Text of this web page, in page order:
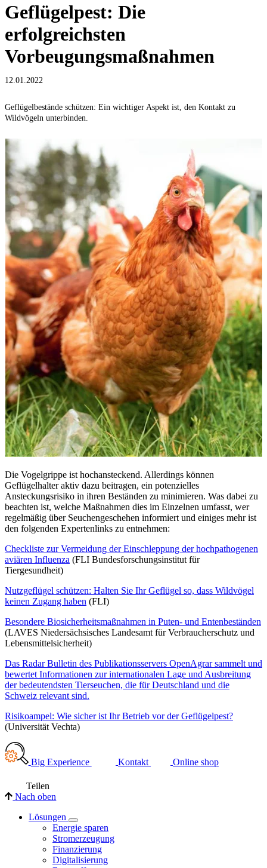
Geflügelpest: Die
erfolgreichsten
Vorbeugungsmaßnahmen
12.01.2022
Geflügelbestände schützen: Ein wichtiger Aspekt ist, den Kontakt zu
Wildvögeln unterbinden.
Die Vogelgrippe ist hochansteckend. Allerdings können
Geflügelhalter aktiv dazu beitragen, ein potenzielles
Ansteckungsrisiko in ihren Beständen zu minimieren. Was dabei zu
beachten ist, welche Maßnahmen dies im Einzelnen umfasst, wer
regelmäßig über Seuchengeschehen informiert und einiges mehr ist
den folgenden Expertenlinks zu entnehmen:
Checkliste zur Vermeidung der Einschleppung der hochpathogenen
aviären Influenza (FLI Bundesforschungsinstitut für
Tiergesundheit)
Nutzgeflügel schützen: Halten Sie Ihr Geflügel so, dass Wildvögel
keinen Zugang haben (FLI)
Besondere Biosicherheitsmaßnahmen in Puten- und Entenbeständen
(LAVES Niedersächsisches Landesamt für Verbraucherschutz und
Lebensmittelsicherheit)
Das Radar Bulletin des Publikationsservers OpenAgrar sammelt und
bewertet Informationen zur internationalen Lage und Ausbreitung
der bedeutendsten Tierseuchen, die für Deutschland und die
Schweiz relevant sind.
Risikoampel: Wie sicher ist Ihr Betrieb vor der Geflügelpest?
(Universität Vechta)
Big Experience Kontakt Online shop
Teilen
Nach oben
Lösungen
Energie sparen
Stromerzeugung
Finanzierung
Digitalisierung